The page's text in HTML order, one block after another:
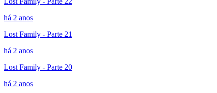
há 2 anos
Lost Family - Parte 21
há 2 anos
Lost Family - Parte 20
há 2 anos